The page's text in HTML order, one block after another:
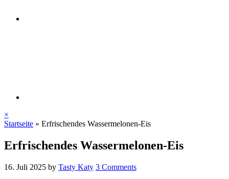
×
Startseite » Erfrischendes Wassermelonen-Eis
Erfrischendes Wassermelonen-Eis
16. Juli 2025 by Tasty Katy 3 Comments